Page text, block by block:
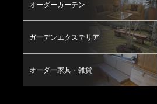
オーダーカーテン
ガーデンエクステリア
オーダー家具・雑貨